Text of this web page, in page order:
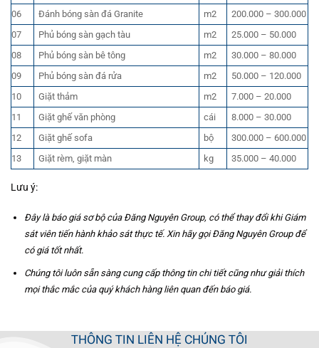
06
Đánh bóng sàn đá Granite m2
200.000 – 300.000
07
Phủ bóng sàn gạch tàu m2
25.000 – 50.000
08
Phủ bóng sàn bê tông m2
30.000 – 80.000
09
Phủ bóng sàn đá rửa m2
50.000 – 120.000
10
Giặt thảm m2
7.000 – 20.000
11
Giặt ghế văn phòng cái
8.000 – 30.000
12
Giặt ghế sofa bộ
300.000 – 600.000
13
Giặt rèm, giặt màn kg 35.000 – 40.000
Lưu ý:
Đây là báo giá sơ bộ của Đăng Nguyên Group, có thể thay đổi khi Giám
sát viên tiến hành khảo sát thực tế. Xin hãy gọi Đăng Nguyên Group để
có giá tốt nhất.
Chúng tôi luôn sẵn sàng cung cấp thông tin chi tiết cũng như giải thích
mọi thắc mắc của quý khách hàng liên quan đến báo giá.
THÔNG TIN LIÊN HỆ CHÚNG TÔI